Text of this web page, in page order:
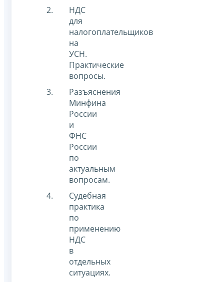
НДС
для
налогоплательщиков
на
УСН.
Практические
вопросы.
Разъяснения
Минфина
России
и
ФНС
России
по
актуальным
вопросам.
Судебная
практика
по
применению
НДС
в
отдельных
ситуациях.